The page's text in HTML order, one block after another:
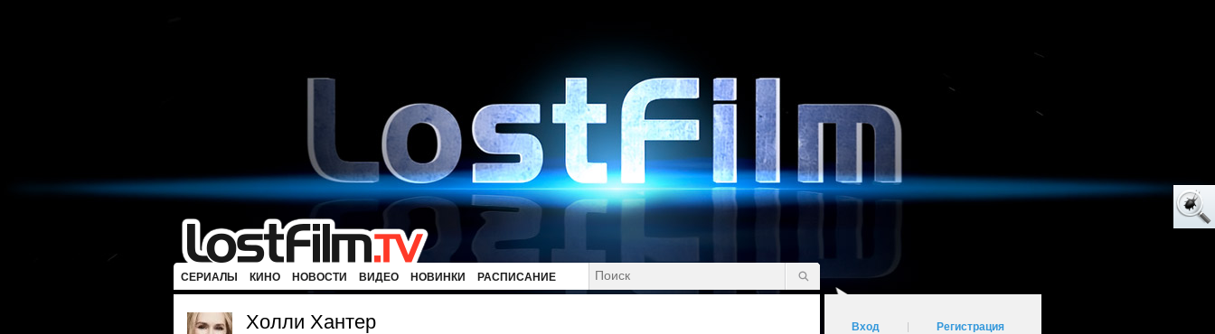
СЕРИАЛЫ КИНО НОВОСТИ ВИДЕО НОВИНКИ РАСПИСАНИЕ
Холли Хантер Вход Регистрация